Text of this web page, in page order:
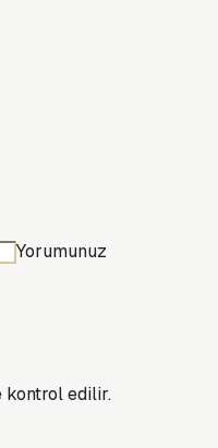
Yorumunuz
kontrol edilir.